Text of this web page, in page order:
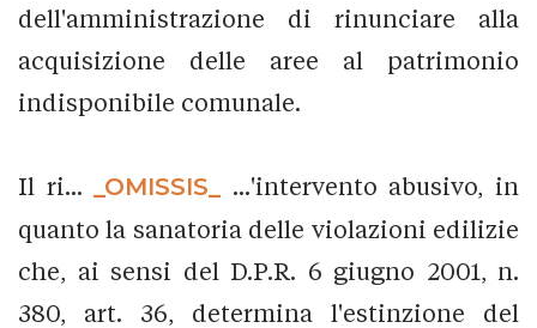
dell'amministrazione di rinunciare alla
acquisizione delle aree al patrimonio
indisponibile comunale.
Il ri... _OMISSIS_
...'intervento abusivo, in
quanto la sanatoria delle violazioni edilizie
che, ai sensi del D.P.R. 6 giugno 2001, n.
380, art. 36, determina l'estinzione del